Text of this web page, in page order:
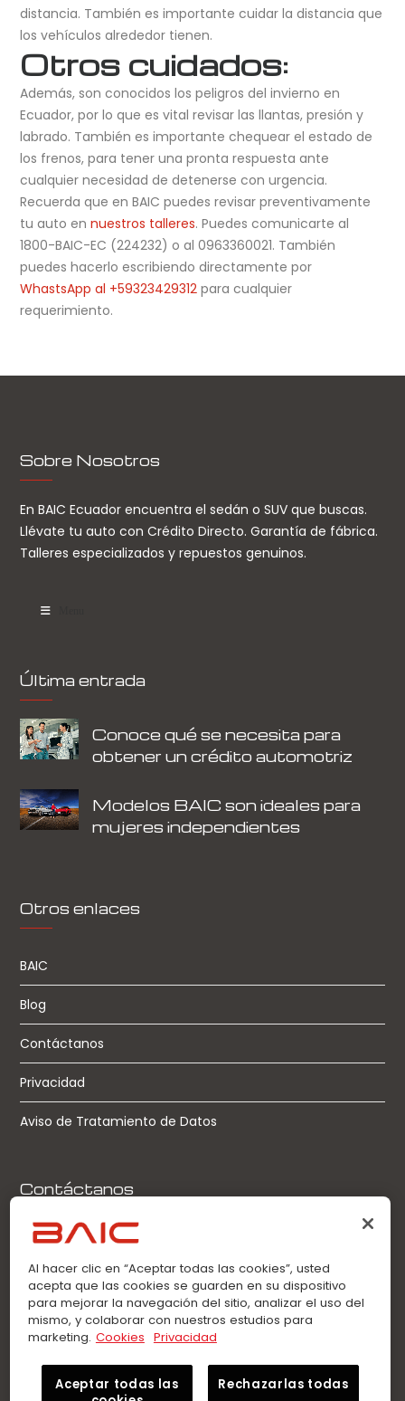
distancia. También es importante cuidar la distancia que
los vehículos alrededor tienen.
Otros cuidados:
Además, son conocidos los peligros del invierno en
Ecuador, por lo que es vital revisar las llantas, presión y
labrado. También es importante chequear el estado de
los frenos, para tener una pronta respuesta ante
cualquier necesidad de detenerse con urgencia.
Recuerda que en BAIC puedes revisar preventivamente
tu auto ennuestros talleres. Puedes comunicarte al
1800-BAIC-EC (224232) o al 0963360021. También
puedes hacerlo escribiendo directamente por
WhastsApp al +59323429312 para cualquier
requerimiento.
Sobre Nosotros
En BAIC Ecuador encuentra el sedán o SUV que buscas.
Llévate tu auto con Crédito Directo. Garantía de fábrica.
Talleres especializados y repuestos genuinos.
Última entrada
Conoce qué se necesita para
obtener un crédito automotriz
Modelos BAIC son ideales para
mujeres independientes
Otros enlaces
BAIC
Blog
Contáctanos
Privacidad
Aviso de Tratamiento de Datos
Contáctanos
Llamadas:
0963360021
WhatsApp:
0963360021
Al hacer clic en “Aceptar todas las cookies”, usted
acepta que las cookies se guarden en su dispositivo
para mejorar la navegación del sitio, analizar el uso del
mismo, y colaborar con nuestros estudios para
marketing. Cookies Privacidad
Aceptar todas las
Rechazarlas todas